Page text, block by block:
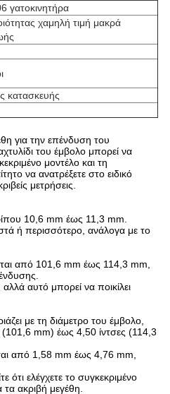
γατοκινητήρα
χαμηλή τιμή μακρά
κατασκευής
για την επένδυση του
του έμβολο μπορεί να
μοντέλο και τη
να ανατρέξετε στο ειδικό
μετρήσεις.
10,6 mm έως 11,3 mm.
ή περισσότερο, ανάλογα με το
από 101,6 mm έως 114,3 mm,
αυτό μπορεί να ποικίλει
με τη διάμετρο του έμβολο,
mm) έως 4,50 ίντσες (114,3
από 1,58 mm έως 4,76 mm,
ότι ελέγχετε το συγκεκριμένο
ακριβή μεγέθη.